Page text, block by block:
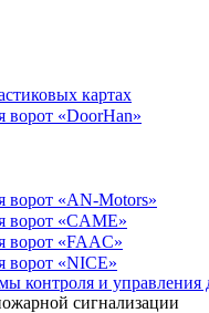
картах
ворот «DoorHan»
ворот «AN-Motors»
ворот «CAME»
ворот «FAAC»
ворот «NICE»
контроля и управления
сигнализации